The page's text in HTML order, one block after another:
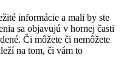
informácie a mali by ste
sa objavujú v hornej časti
Či môžete či nemôžete
na tom, či vám to